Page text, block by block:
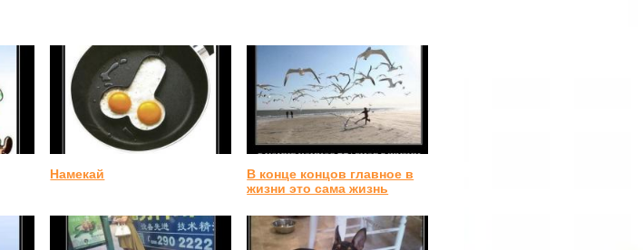
Намекай
В конце концов главное в
жизни это сама жизнь